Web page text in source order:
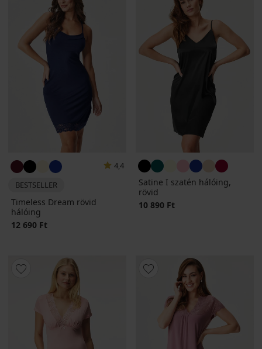
4,4
BESTSELLER
Timeless Dream rövid
hálóing
12 690 Ft
Satine I szatén hálóing,
rövid
10 890 Ft